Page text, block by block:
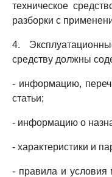
техническое
разборки с
4.
средству должны
- информацию,
статьи;
- информацию о
- характеристики и
- правила и условия